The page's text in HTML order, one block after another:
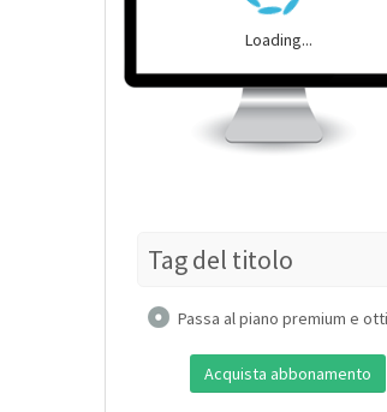
Loading...
Tag del titolo
Passa al piano premium e
Acquista abbonamento